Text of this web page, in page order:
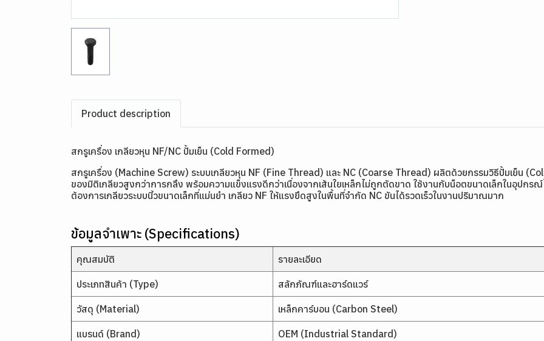
Product description
สกรูเครื่อง เกลียวหุน NF/NC ปั้มเย็น (Cold Formed)
สกรูเครื่อง (Machine Screw) ระบบเกลียวหุน NF (Fine Thread) และ NC (Coarse Thread) ผลิตด้วยกรรมวิธีปั้มเย็น
ของมิติเกลียวสูงกว่าการกลึง พร้อมความแข็งแรงดีกว่าเนื่องจากเส้นใยเหล็กไม่ถูกตัดขาด ใช้งานกับน็อตขนาดเล็กในอุปก
ต้องการเกลียวระบบนิ้วขนาดเล็กที่แม่นยำ เกลียว NF ให้แรงยึดสูงในพื้นที่จำกัด NC ขันได้รวดเร็วในงานปริมาณมาก
ข้อมูลจำเพาะ (Specifications)
คุณสมบัติ รายละเอียด
ประเภทสินค้า (Type) สลักภัณฑ์และฮาร์ดแวร์
วัสดุ (Material) เหล็กคาร์บอน (Carbon Steel)
แบรนด์ (Brand) OEM (Industrial Standard)